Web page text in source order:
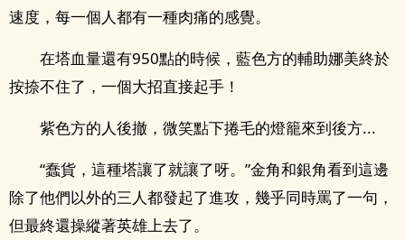
速度，每一個人都有一種肉痛的感覺。
在塔血量還有950點的時候，藍色方的輔助娜美終於
按捺不住了，一個大招直接起手！
紫色方的人後撤，微笑點下捲毛的燈籠來到後方...
“蠢貨，這種塔讓了就讓了呀。”金角和銀角看到這邊
除了他們以外的三人都發起了進攻，幾乎同時罵了一句，
但最終還操縱著英雄上去了。